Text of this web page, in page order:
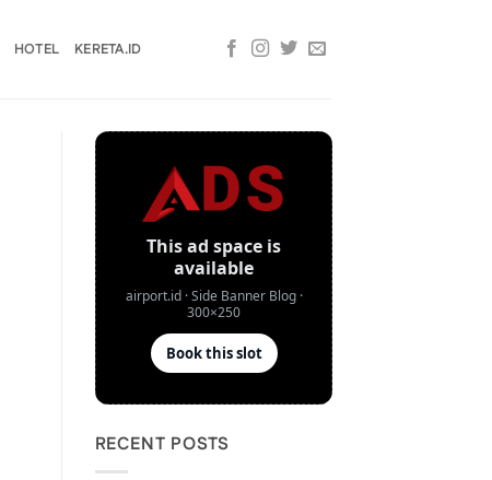
HOTEL KERETA.ID
RECENT POSTS